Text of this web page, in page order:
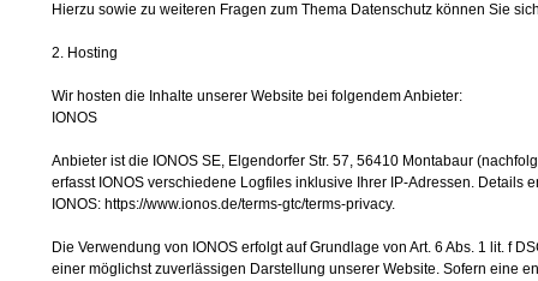
Hierzu sowie zu weiteren Fragen zum Thema Datenschutz können Sie
2. Hosting
Wir hosten die Inhalte unserer Website bei folgendem Anbieter:
IONOS
Anbieter ist die IONOS SE, Elgendorfer Str. 57, 56410 Montabaur
erfasst IONOS verschiedene Logfiles inklusive Ihrer IP-Adressen. Details
IONOS: https://www.ionos.de/terms-gtc/terms-privacy.
Die Verwendung von IONOS erfolgt auf Grundlage von Art. 6 Abs. 1 lit. f
einer möglichst zuverlässigen Darstellung unserer Website. Sofern eine